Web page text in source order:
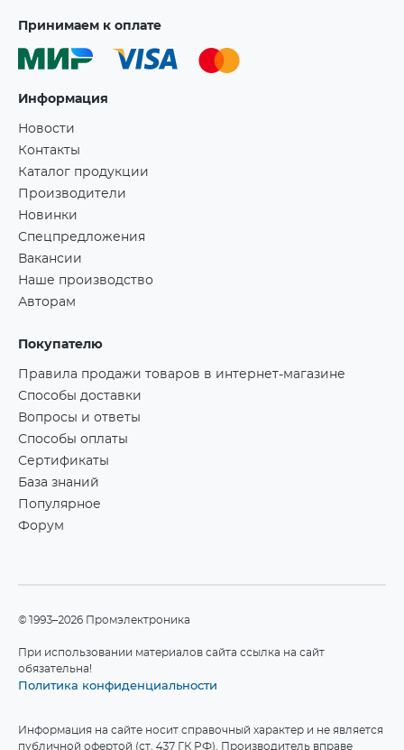
Принимаем к оплате
Информация
Новости
Контакты
Каталог продукции
Производители
Новинки
Спецпредложения
Вакансии
Наше производство
Авторам
Покупателю
Правила продажи товаров в интернет-магазине
Способы доставки
Вопросы и ответы
Способы оплаты
Сертификаты
База знаний
Популярное
Форум
©1993–2026 Промэлектроника
При использовании материалов сайта ссылка на сайт
обязательна!
Политика конфиденциальности
Информация на сайте носит справочный характер и не является
публичной офертой (ст. 437 ГК РФ). Производитель вправе